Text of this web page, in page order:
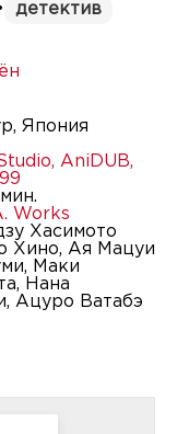
детектив
Япония
, AniDUB,
мин.
Works
Хасимото
Хино, Ая Мацуи
Маки
Нана
Ацуро Ватабэ